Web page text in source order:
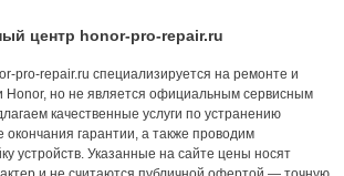
центр honor-pro-repair.ru
pro-repair.ru специализируется на ремонте и
Honor, но не является официальным сервисным
качественные услуги по устранению
окончания гарантии, а также проводим
устройств. Указанные на сайте цены носят